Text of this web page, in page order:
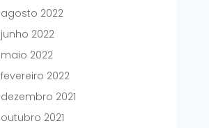
agosto 2022
junho 2022
maio 2022
fevereiro 2022
dezembro 2021
outubro 2021